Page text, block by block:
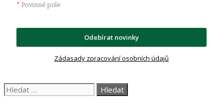
* Povinné pole
Odebírat novinky
Zádasady zpracování osobních údajů
Hledat: